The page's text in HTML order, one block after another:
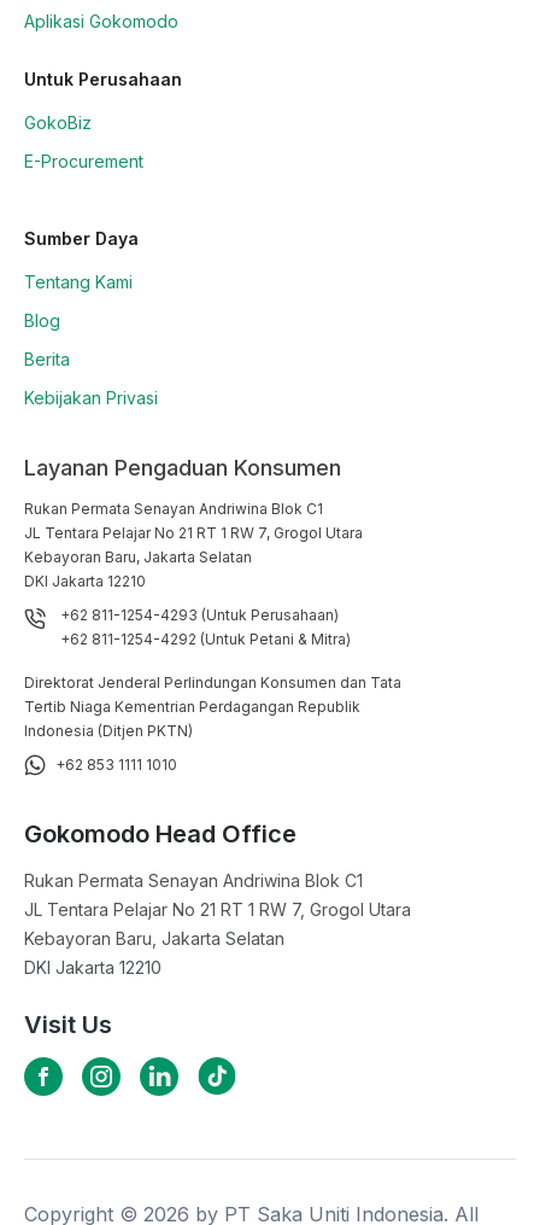
Aplikasi Gokomodo
Untuk Perusahaan
GokoBiz
E-Procurement
Sumber Daya
Tentang Kami
Blog
Berita
Kebijakan Privasi
Layanan Pengaduan Konsumen
Rukan Permata Senayan Andriwina Blok C1
JL Tentara Pelajar No 21 RT 1 RW 7, Grogol Utara
Kebayoran Baru, Jakarta Selatan
DKI Jakarta 12210
+62 811-1254-4293 (Untuk Perusahaan)
+62 811-1254-4292 (Untuk Petani & Mitra)
Direktorat Jenderal Perlindungan Konsumen dan Tata
Tertib Niaga Kementrian Perdagangan Republik
Indonesia (Ditjen PKTN)
+62 853 1111 1010
Gokomodo Head Office
Rukan Permata Senayan Andriwina Blok C1
JL Tentara Pelajar No 21 RT 1 RW 7, Grogol Utara
Kebayoran Baru, Jakarta Selatan
DKI Jakarta 12210
Visit Us
Copyright © 2026 by PT Saka Uniti Indonesia. All